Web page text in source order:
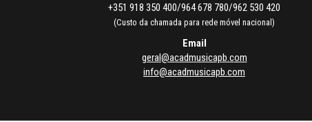
+351 918 350 400/964 678 780/962 530 420
(Custo da chamada para rede móvel nacional)
Email
geral@acadmusicapb.com
info@acadmusicapb.com